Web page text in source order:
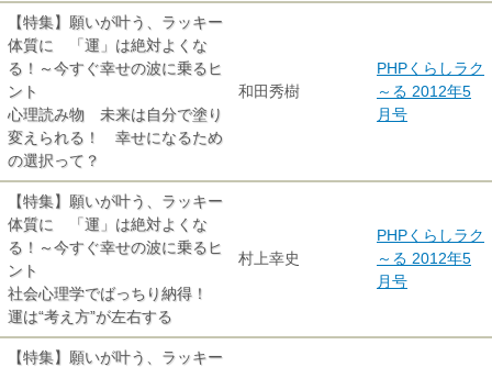
【特集】願いが叶う、ラッキー
体質に 「運」は絶対よくな
る！～今すぐ幸せの波に乗るヒ
ント
心理読み物 未来は自分で塗り
変えられる！ 幸せになるため
の選択って？
和田秀樹
PHPくらしラク
～る 2012年5
月号
【特集】願いが叶う、ラッキー
体質に 「運」は絶対よくな
る！～今すぐ幸せの波に乗るヒ
ント
社会心理学でばっちり納得！
運は“考え方”が左右する
村上幸史
PHPくらしラク
～る 2012年5
月号
【特集】願いが叶う、ラッキー